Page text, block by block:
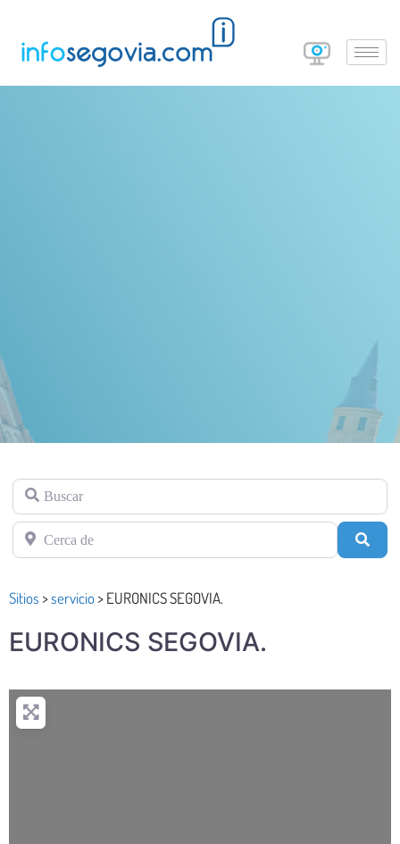
Buscar
Cerca de
Sitios >servicio>EURONICS SEGOVIA.
EURONICS SEGOVIA.